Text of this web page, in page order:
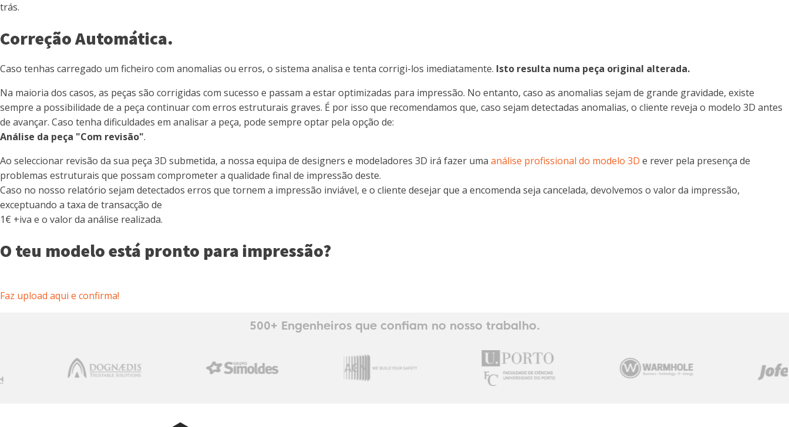
trás.
Correção Automática.
Caso tenhas carregado um ficheiro com anomalias ou erros, o sistema analisa e tenta corrigi-los imediatamente. Isto resulta numa peça original alterada.
Na maioria dos casos, as peças são corrigidas com sucesso e passam a estar optimizadas para impressão. No entanto, caso as anomalias sejam de grande gravidade, existe
sempre a possibilidade de a peça continuar com erros estruturais graves. É por isso que recomendamos que, caso sejam detectadas anomalias, o cliente reveja o modelo 3D antes
de avançar. Caso tenha dificuldades em analisar a peça, pode sempre optar pela opção de:
Análise da peça "Com revisão".
Ao seleccionar revisão da sua peça 3D submetida, a nossa equipa de designers e modeladores 3D irá fazer uma análise profissional do modelo 3D e rever pela presença de
problemas estruturais que possam comprometer a qualidade final de impressão deste.
Caso no nosso relatório sejam detectados erros que tornem a impressão inviável, e o cliente desejar que a encomenda seja cancelada, devolvemos o valor da impressão,
exceptuando a taxa de transacção de
1€ +iva e o valor da análise realizada.
O teu modelo está pronto para impressão?
Faz upload aqui e confirma!
500+ Engenheiros que confiam no nosso trabalho.